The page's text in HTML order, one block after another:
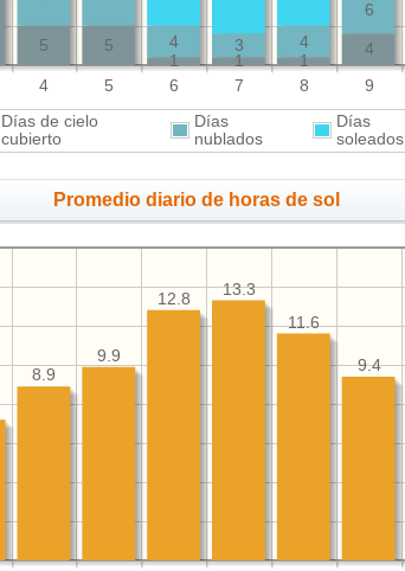
4 5 6 7 8 9
4
1
1
1
5
5
6
4
3
4
Días de cielo
cubierto
Días
nublados
Días
soleados
Promedio diario de horas de sol
9.4
11.6
13.3
12.8
9.9
8.9